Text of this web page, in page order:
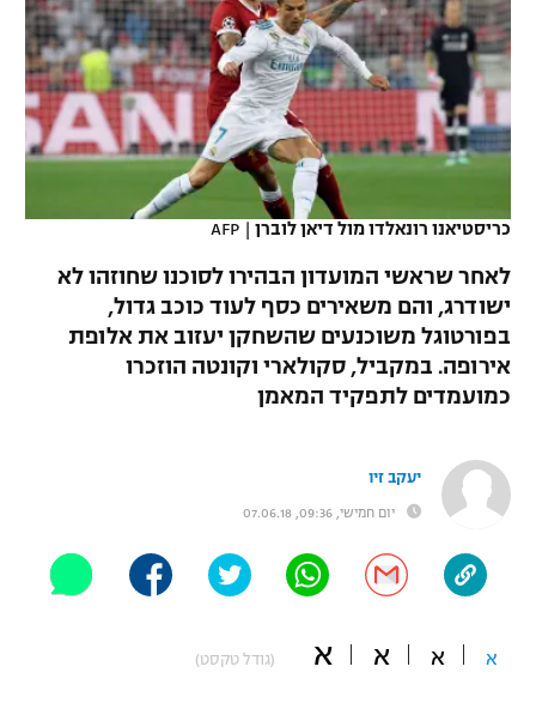
VOD
רץ ברשת
לוח שידורים
ברחבה
"מעל הליגה" – פודקאסט
"מחצית בשכונה" – פודקאסט
משתתפים וזוכים בפרסים
נבחרת ישראל
מכבי חיפה
בית"ר ירושלים
הפועל חיפה
הפועל באר שבע
בני יהודה
ליגה ספרדית
ליגה איטלקית
ליגה צרפתית
ליגה הולנדית
ליגה טורקית
ליגה סינית
ליגה ברזילאית
ליגות נוספות
כדורסל נשים
מכבי תל אביב
הפועל חולון
יורוליג
יורוקאפ
טניס
כדוריד
שחייה
ג'ודו
אגרוף
UFC
אופניים
ספורט מוטורי
כריסטיאנו רונאלדו מול דיאן לוברן |
AFP
לאחר שראשי המועדון הבהירו לסוכנו שחוזהו לא
ישודרג, והם משאירים כסף לעוד כוכב גדול,
בפורטוגל משוכנעים שהשחקן יעזוב את אלופת
אירופה. במקביל, סקולארי וקונטה הוזכרו
כמועמדים לתפקיד המאמן
יעקב זיו
יום חמישי, 09:36, 07.06.18
א א א א (גודל טקסט)